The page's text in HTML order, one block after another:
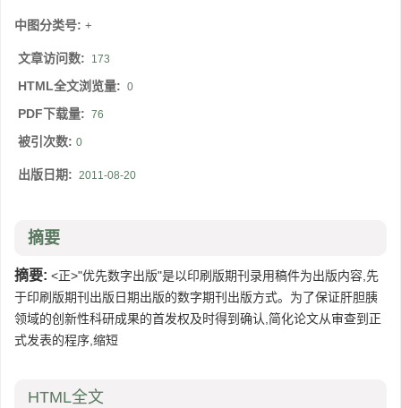
中图分类号: +
文章访问数: 173
HTML全文浏览量: 0
PDF下载量: 76
被引次数: 0
出版日期: 2011-08-20
摘要
摘要: <正>"优先数字出版"是以印刷版期刊录用稿件为出版内容,先
于印刷版期刊出版日期出版的数字期刊出版方式。为了保证肝胆胰
领域的创新性科研成果的首发权及时得到确认,简化论文从审查到正
式发表的程序,缩短
HTML全文